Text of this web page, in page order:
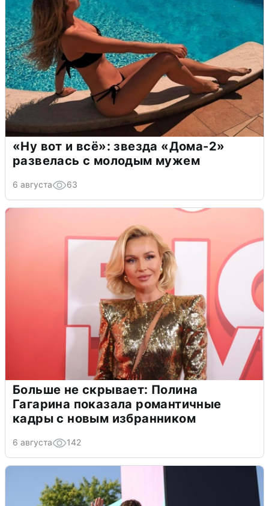
«Ну вот и всё»: звезда «Дома-2»
развелась с молодым мужем
6 августа 63
Больше не скрывает: Полина
Гагарина показала романтичные
кадры с новым избранником
6 августа 142